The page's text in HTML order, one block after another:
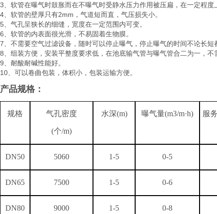
3、软管在曝气时鼓胀而在不曝气时受静水压力作用被压扁，在一定程
4、软管的壁厚只有2mm，气道短而直，气压损失小。
5、气孔呈狭长的细缝，宽度在一定范围内可变。
6、软管的内表面很光滑，不易固着生物膜。
7、不需要空气过滤设备，随时可以停止曝气，停止曝气的时间不论长
8、组装方便，安装平整度要求低，在池底输气管与曝气管合二为一，
9、耐酸耐碱性能好。
10、可以卷曲包装，体积小，包装运输方便。
产品规格：
规格 气孔密度
(个/m)
水深(m) 曝气量(m3/m·h) 服
DN50 5060 1-5 0-5
DN65 7500 1-5 0-6
DN80 9000 1-5 0-8